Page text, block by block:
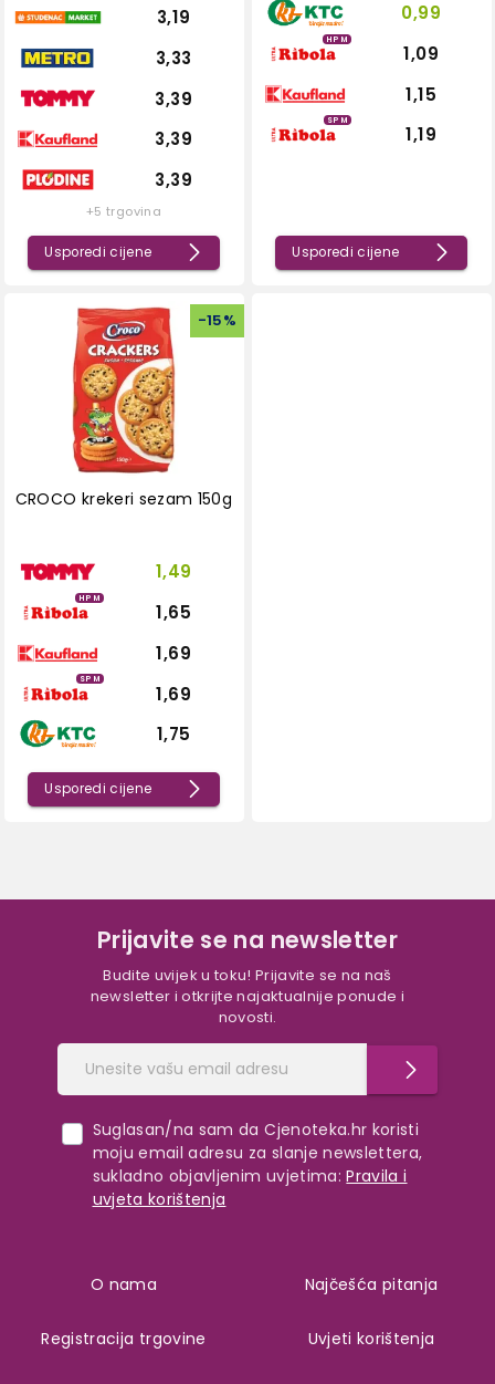
3,19
3,33
3,39
3,39
3,39
+5 trgovina
Usporedi cijene
0,99
HPM
1,09
1,15
SPM
1,19
Usporedi cijene
-15%
CROCO krekeri sezam 150g
1,49
HPM
1,65
1,69
SPM
1,69
1,75
Usporedi cijene
Prijavite se na newsletter
Budite uvijek u toku! Prijavite se na naš
newsletter i otkrijte najaktualnije ponude i
novosti.
Suglasan/na sam da Cjenoteka.hr koristi
moju email adresu za slanje newslettera,
sukladno objavljenim uvjetima: Pravila i
uvjeta korištenja
O nama
Registracija trgovine
Najčešća pitanja
Uvjeti korištenja